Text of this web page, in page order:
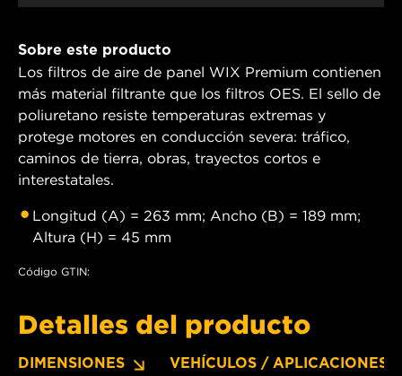
Sobre este producto
Los filtros de aire de panel WIX Premium contienen
más material filtrante que los filtros OES. El sello de
poliuretano resiste temperaturas extremas y
protege motores en conducción severa: tráfico,
caminos de tierra, obras, trayectos cortos e
interestatales.
Longitud (A) = 263 mm; Ancho (B) = 189 mm;
Altura (H) = 45 mm
Código GTIN:
Detalles del producto
DIMENSIONES VEHÍCULOS / APLICACIONES